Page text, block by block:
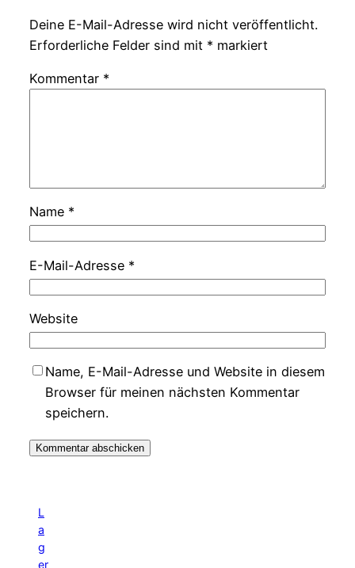
Deine E-Mail-Adresse wird nicht veröffentlicht.
Erforderliche Felder sind mit * markiert
Kommentar *
Name *
E-Mail-Adresse *
Website
Name, E-Mail-Adresse und Website in diesem
Browser für meinen nächsten Kommentar
speichern.
L
a
g
er